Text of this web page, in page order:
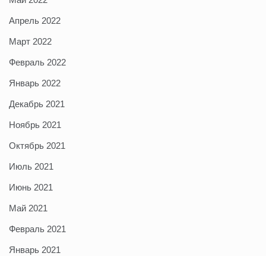
Апрель 2022
Март 2022
Февраль 2022
Январь 2022
Декабрь 2021
Ноябрь 2021
Октябрь 2021
Июль 2021
Июнь 2021
Май 2021
Февраль 2021
Январь 2021